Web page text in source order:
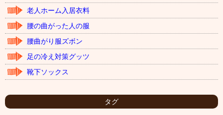
老人ホーム入居衣料
腰の曲がった人の服
腰曲がり服ズボン
足の冷え対策グッツ
靴下ソックス
タグ